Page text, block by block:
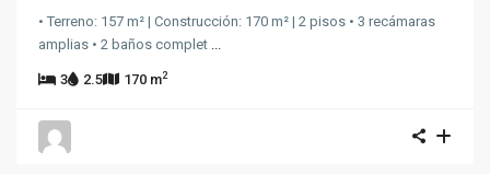
• Terreno: 157 m² | Construcción: 170 m² | 2 pisos • 3 recámaras
amplias • 2 baños complet
3 2.5 170 m2